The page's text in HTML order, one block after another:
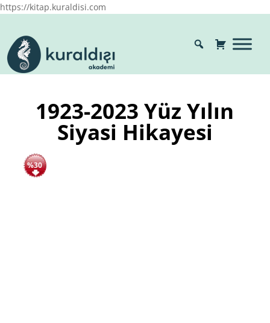
https://kitap.kuraldisi.com
1923-2023 Yüz Yılın
Siyasi Hikayesi
%30